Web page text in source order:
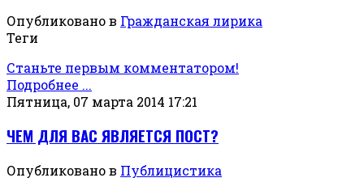
Опубликовано в Гражданская лирика
Теги
Станьте первым комментатором!
Подробнее ...
Пятница, 07 марта 2014 17:21
ЧЕМ ДЛЯ ВАС ЯВЛЯЕТСЯ ПОСТ?
Опубликовано в Публицистика